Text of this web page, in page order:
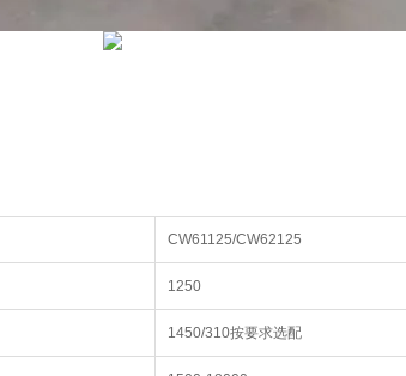
CW61125/CW62125
1250
1450/310按要求选配